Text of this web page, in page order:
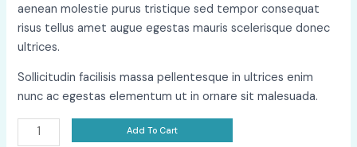
aenean molestie purus tristique sed tempor consequat
risus tellus amet augue egestas mauris scelerisque donec
ultrices.
Sollicitudin facilisis massa pellentesque in ultrices enim
nunc ac egestas elementum ut in ornare sit malesuada.
Add To Cart